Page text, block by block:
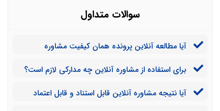
سوالات متداول
آیا مطالعه آنلاین پرونده همان کیفیت مشاوره
برای استفاده از مشاوره آنلاین چه مدارکی لازم است؟
آیا نتیجه مشاوره آنلاین قابل استناد و قابل اعتماد